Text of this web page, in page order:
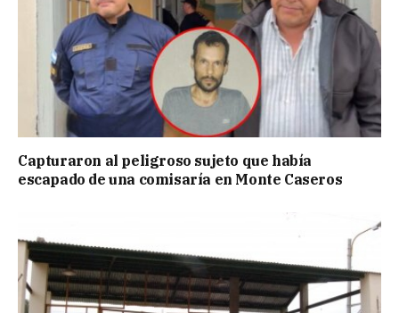
Capturaron al peligroso sujeto que había
escapado de una comisaría en Monte Caseros